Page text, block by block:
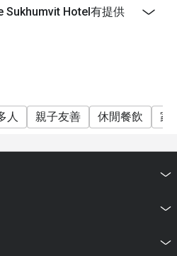
Sukhumvit Hotel有提供
人 親子友善 休閒餐飲 家